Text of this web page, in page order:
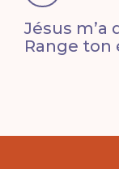
Jésus m’a
Range ton